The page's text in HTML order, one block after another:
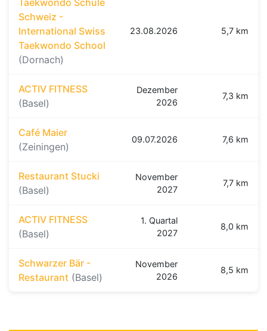
Taekwondo Schule
Schweiz -
International Swiss
Taekwondo School
(Dornach)
23.08.2026 5,7 km
ACTIV FITNESS
(Basel)
Dezember
2026
7,3 km
Café Maier
(Zeiningen)
09.07.2026 7,6 km
Restaurant Stucki
(Basel)
November
2027
7,7 km
ACTIV FITNESS
(Basel)
1. Quartal
2027
8,0 km
Schwarzer Bär -
Restaurant (Basel)
November
2026
8,5 km